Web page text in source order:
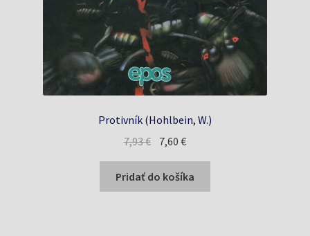
Protivník (Hohlbein, W.)
7,93€ Pôvodná
bola:
7,93 €.
7,60€Aktuálna
je:
7,60 €.
Pridať do košíka